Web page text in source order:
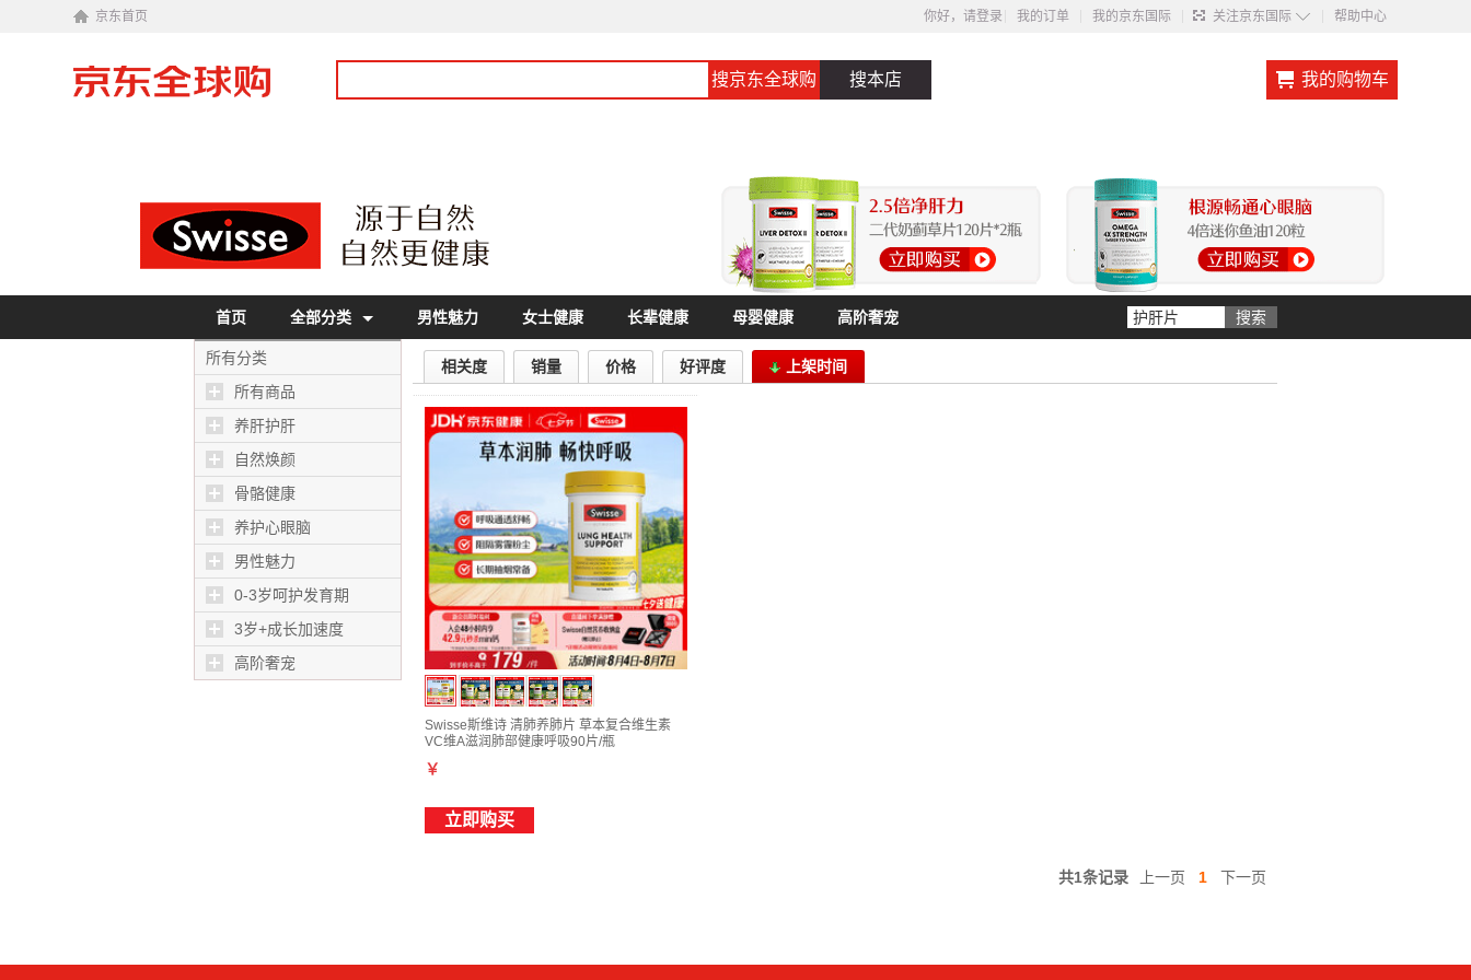
京东首页 你好，请登录 我的订单 我的京东国际 关注京东国际 ◇ 帮助中心
搜京东全球购 搜本店 我的购物车
首页 全部分类 男性魅力 女士健康 长辈健康 母婴健康 高阶奢宠
所有分类
所有商品
养肝护肝
自然焕颜
骨骼健康
养护心眼脑
男性魅力
0-3岁呵护发育期
3岁+成长加速度
高阶奢宠
相关度 销量 价格 好评度 上架时间
Swisse斯维诗 清肺养肺片 草本复合维生素
VC维A滋润肺部健康呼吸90片/瓶
￥
立即购买
共1条记录 上一页 1 下一页